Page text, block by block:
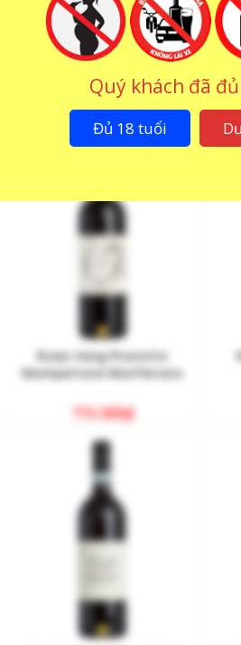
Quý khách đã
Đủ 18 tuổi
Rượu Vang Prunotto
742.000₫
Rượu Vang Prunotto
Mompertone Monferrato
715.000₫